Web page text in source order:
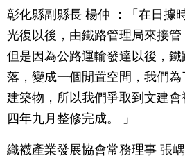
彰化縣副縣長 楊仲 ：「在日據
光復以後，由鐵路管理局來接管
但是因為公路運輸發達以後，
落，變成一個閒置空間，我們
建築物，所以我們爭取到文建
四年九月整修完成。 」
織襪產業發展協會常務理事 張嵎